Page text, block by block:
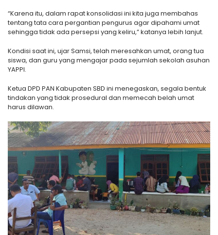
“Karena itu, dalam rapat konsolidasi ini kita juga membahas
tentang tata cara pergantian pengurus agar dipahami umat
sehingga tidak ada persepsi yang keliru,” katanya lebih lanjut.
Kondisi saat ini, ujar Samsi, telah meresahkan umat, orang tua
siswa, dan guru yang mengajar pada sejumlah sekolah asuhan
YAPPI.
Ketua DPD PAN Kabupaten SBD ini menegaskan, segala bentuk
tindakan yang tidak prosedural dan memecah belah umat
harus dilawan.